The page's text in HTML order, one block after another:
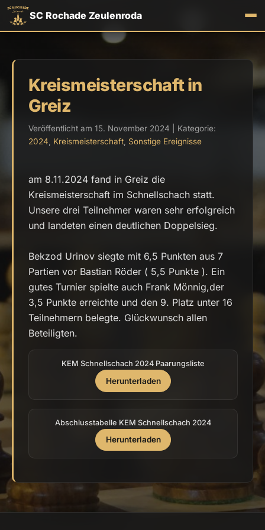
SC Rochade Zeulenroda
Kreismeisterschaft in
Greiz
Veröffentlicht am 15. November 2024 | Kategorie:
2024
Kreismeisterschaft Sonstige Ereignisse
am 8.11.2024 fand in Greiz die
Kreismeisterschaft im Schnellschach statt.
Unsere drei Teilnehmer waren sehr erfolgreich
und landeten einen deutlichen Doppelsieg.
Bekzod Urinov siegte mit 6,5 Punkten aus 7
Partien vor Bastian Röder ( 5,5 Punkte ). Ein
gutes Turnier spielte auch Frank Mönnig,der
3,5 Punkte erreichte und den 9. Platz unter 16
Teilnehmern belegte. Glückwunsch allen
Beteiligten.
KEM Schnellschach 2024 Paarungsliste
Herunterladen
Abschlusstabelle KEM Schnellschach 2024
Herunterladen